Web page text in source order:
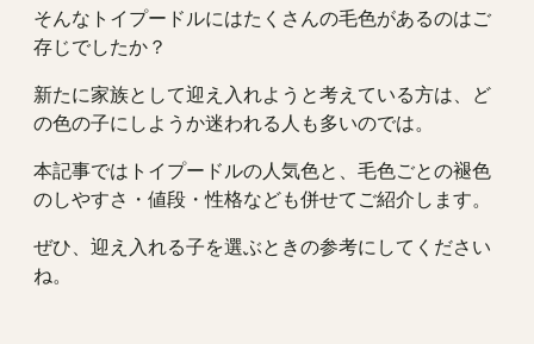
そんなトイプードルにはたくさんの毛色があるのはご
存じでしたか？
新たに家族として迎え入れようと考えている方は、ど
の色の子にしようか迷われる人も多いのでは。
本記事ではトイプードルの人気色と、毛色ごとの褪色
のしやすさ・値段・性格なども併せてご紹介します。
ぜひ、迎え入れる子を選ぶときの参考にしてください
ね。